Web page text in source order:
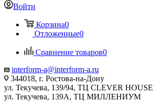
Войти
Корзина0
Отложенные0
Сравнение товаров0
interform-a@interform-a.ru
344018, г. Ростова-на-Дону
ул. Текучева, 139/94, ТЦ CLEVER HOUSE
ул. Текучева, 139А, ТЦ МИЛЛЕНИУМ